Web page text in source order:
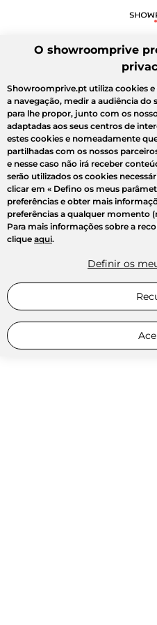
O showroomprive
Showroomprive.pt utiliza cookies e
a navegação, medir a audiência do
para lhe propor, junto com os
adaptadas aos seus centros de
estes cookies e nomeadamente
partilhadas com os nossos
e nesse caso não irá receber
serão utilizados os cookies
clicar em « Defino os meus
preferências e obter mais
preferências a qualquer momento
Para mais informações sobre a
clique aqui.
Definir os